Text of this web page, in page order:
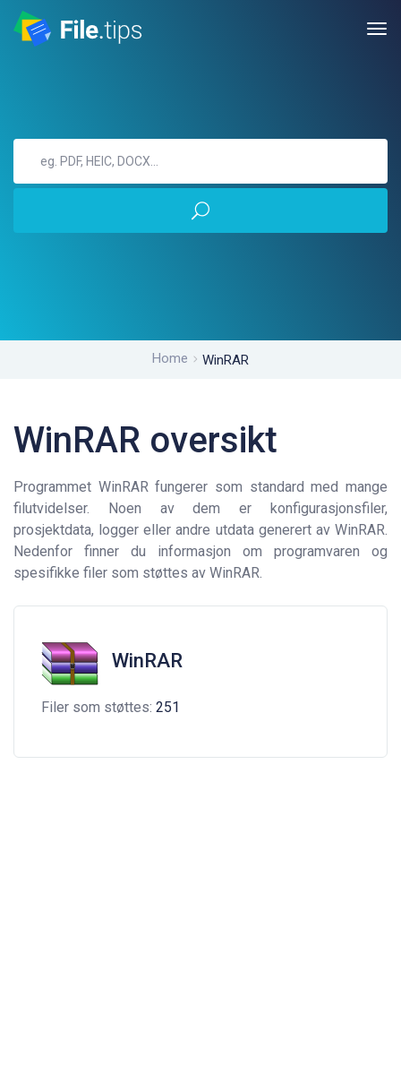
Home WinRAR
WinRAR oversikt
Programmet WinRAR fungerer som standard med mange
filutvidelser. Noen av dem er konfigurasjonsfiler,
prosjektdata, logger eller andre utdata generert av WinRAR.
Nedenfor finner du informasjon om programvaren og
spesifikke filer som støttes av WinRAR.
WinRAR
Filer som støttes: 251